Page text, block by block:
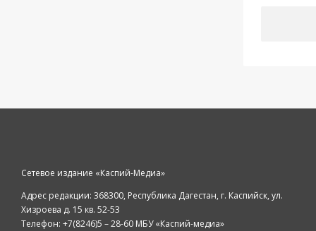
Сетевое издание «Каспий-Медиа»
Адрес редакции: 368300, Республика Дагестан, г. Каспийск, ул.
Хизроева д. 15 кв. 52-53
Телефон: +7(8246)5 – 28-60 МБУ «Каспий-медиа»